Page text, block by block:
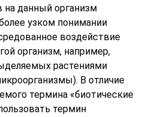
на данный организм
узком понимании
воздействие
организм, например,
растениями
В отличие
термина «биотические
термин